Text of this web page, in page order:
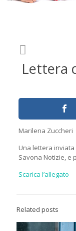
Lettera
Marilena Zuccheri
Una lettera
Savona Notizie, e
Scarica l’allegato
Related posts